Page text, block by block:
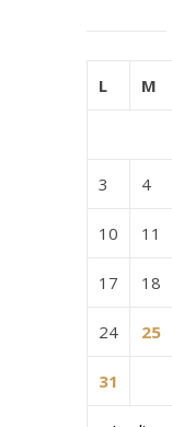
L M
3 4
10 11
17 18
24 25
31